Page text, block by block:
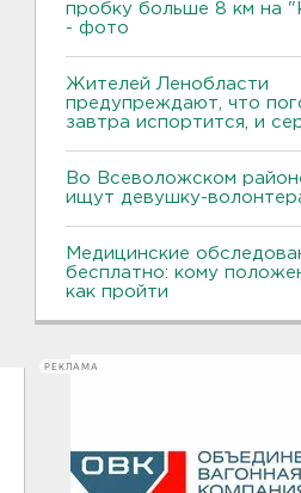
пробку больше 8 км на
- фото
Жителей Ленобласти
предупреждают, что
завтра испортится, и
Во Всеволожском
ищут девушку-
Медицинские
бесплатно: кому
как пройти
РЕКЛАМА